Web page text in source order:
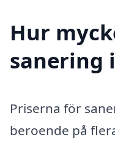
Hur
sanering
Priserna för
beroende på